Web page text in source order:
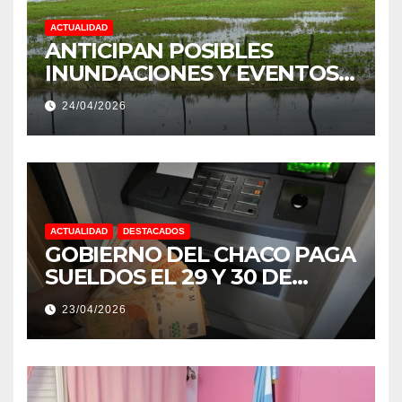
ACTUALIDAD
ANTICIPAN POSIBLES
INUNDACIONES Y EVENTOS
EXTREMOS: “PODRÍA SER UN
NIÑO MUY IMPORTANTE”
24/04/2026
ACTUALIDAD DESTACADOS
GOBIERNO DEL CHACO PAGA
SUELDOS EL 29 Y 30 DE
ABRIL, CON EL 2% DE
AUMENTO
23/04/2026